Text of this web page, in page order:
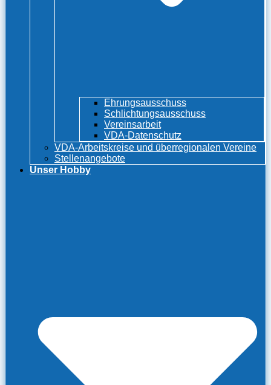
Ehrungsausschuss
Schlichtungsausschuss
Vereinsarbeit
VDA-Datenschutz
VDA-Arbeitskreise und überregionalen Vereine
Stellenangebote
Unser Hobby